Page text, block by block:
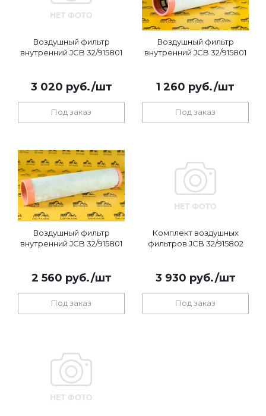
Воздушный фильтр
внутренний JCB 32/915801
3 020 руб./шт
Под заказ
Воздушный фильтр
внутренний JCB 32/915801
1 260 руб./шт
Под заказ
Воздушный фильтр
внутренний JCB 32/915801
2 560 руб./шт
Под заказ
Комплект воздушных
фильтров JCB 32/915802
3 930 руб./шт
Под заказ